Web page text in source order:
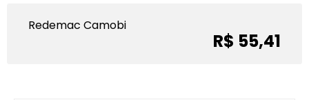
Redemac Camobi
R$ 55,41